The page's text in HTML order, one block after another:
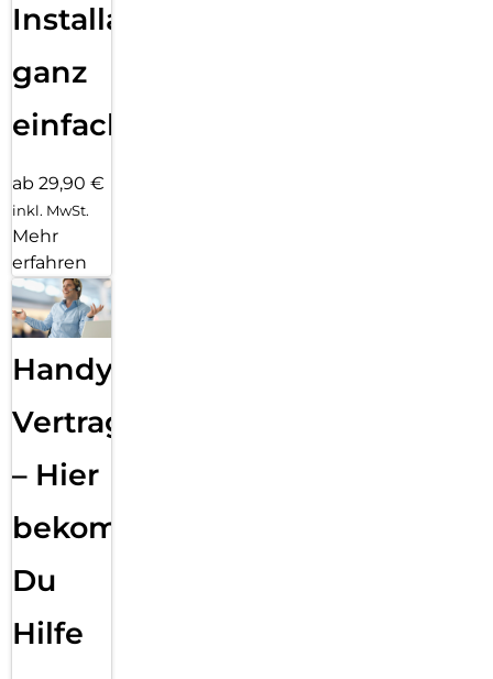
Installation
ganz
einfach
ab 29,90 €
inkl. MwSt.
Mehr
erfahren
Handy
Vertragsabwicklung
– Hier
bekommst
Du
Hilfe